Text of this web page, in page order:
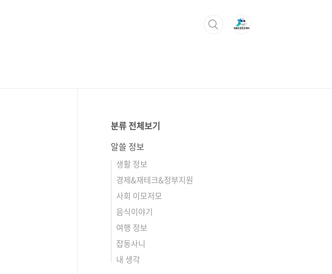
분류 전체보기
알쓸 정보
생활 정보
경제&재테크&정부지원
사회 이모저모
음식이야기
여행 정보
잡동사니
내 생각